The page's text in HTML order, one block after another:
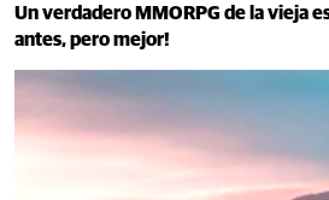
Un verdadero MMORPG de la vieja
antes, pero mejor!